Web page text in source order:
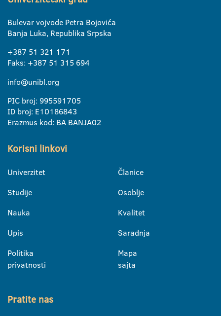
Bulevar vojvode Petra Bojovića
Banja Luka, Republika Srpska
+387 51 321 171
Faks: +387 51 315 694
info@unibl.org
PIC broj: 995591705
ID broj: E10186843
Erazmus kod: BA BANJA02
Korisni linkovi
Univerzitet
Studije
Nauka
Upis
Politika
privatnosti
Članice
Osoblje
Kvalitet
Saradnja
Mapa
sajta
Pratite nas